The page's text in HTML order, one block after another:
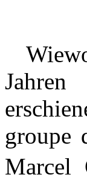
groupe
Marcel